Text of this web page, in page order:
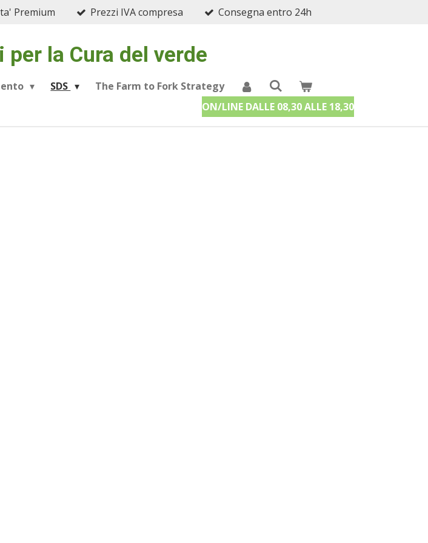
Premium Prezzi IVA compresa Consegna entro 24h
la Cura del verde
SDS
The Farm to Fork Strategy
ON/LINE DALLE 08,30 ALLE 18,30